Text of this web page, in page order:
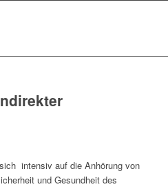
intensiv auf die Anhörung von
und Gesundheit des